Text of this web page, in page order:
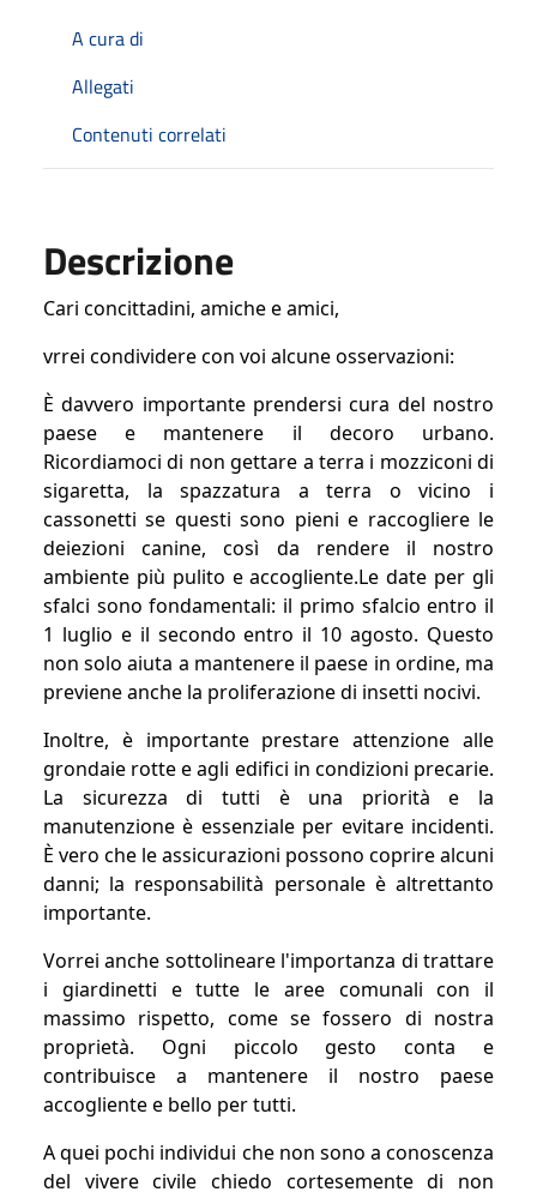
A cura di
Allegati
Contenuti correlati
Descrizione
Cari concittadini, amiche e amici,
vrrei condividere con voi alcune osservazioni:
È davvero importante prendersi cura del nostro
paese e mantenere il decoro urbano.
Ricordiamoci di non gettare a terra i mozziconi di
sigaretta, la spazzatura a terra o vicino i
cassonetti se questi sono pieni e raccogliere le
deiezioni canine, così da rendere il nostro
ambiente più pulito e accogliente.Le date per gli
sfalci sono fondamentali: il primo sfalcio entro il
1 luglio e il secondo entro il 10 agosto. Questo
non solo aiuta a mantenere il paese in ordine, ma
previene anche la proliferazione di insetti nocivi.
Inoltre, è importante prestare attenzione alle
grondaie rotte e agli edifici in condizioni precarie.
La sicurezza di tutti è una priorità e la
manutenzione è essenziale per evitare incidenti.
È vero che le assicurazioni possono coprire alcuni
danni; la responsabilità personale è altrettanto
importante.
Vorrei anche sottolineare l'importanza di trattare
i giardinetti e tutte le aree comunali con il
massimo rispetto, come se fossero di nostra
proprietà. Ogni piccolo gesto conta e
contribuisce a mantenere il nostro paese
accogliente e bello per tutti.
A quei pochi individui che non sono a conoscenza
del vivere civile chiedo cortesemente di non